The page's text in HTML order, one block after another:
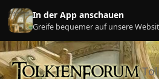
Zu Inhalt springen
In der App anschauen
Greife bequemer auf unsere